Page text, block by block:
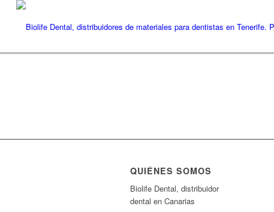
QUIÉNES SOMOS
Biolife Dental, distribuidor
dental en Canarias